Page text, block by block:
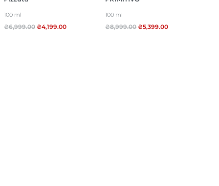
100 ml
₴6,999.00 ₴4,199.00
100 ml
₴8,999.00 ₴5,399.00